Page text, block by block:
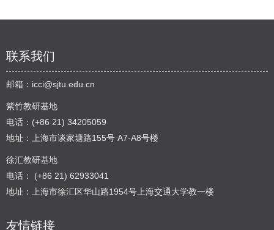
联系我们
邮箱： icci@sjtu.edu.cn
紫竹教研基地
电话：(+86 21) 34205059
地址：上海市谈家塘路155号 A7-A8号楼
徐汇教研基地
电话： (+86 21) 62933041
地址：上海市徐汇区华山路1954号上海交通大学教一楼
友情链接